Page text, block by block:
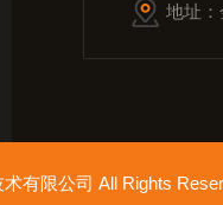
地址
术有限公司 All Rights